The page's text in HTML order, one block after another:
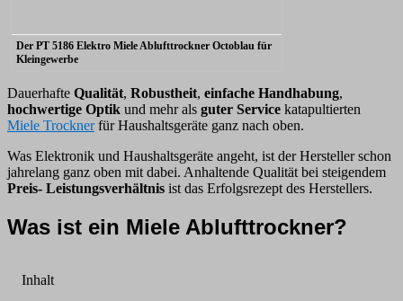
Der PT 5186 Elektro Miele Ablufttrockner Octoblau für
Kleingewerbe
Dauerhafte Qualität, Robustheit, einfache Handhabung,
hochwertige Optik und mehr als guter Service katapultierten
Miele Trocknerfür Haushaltsgeräte ganz nach oben.
Was Elektronik und Haushaltsgeräte angeht, ist der Hersteller schon
jahrelang ganz oben mit dabei. Anhaltende Qualität bei steigendem
Preis- Leistungsverhältnis ist das Erfolgsrezept des Herstellers.
Was ist ein Miele Ablufttrockner?
Inhalt